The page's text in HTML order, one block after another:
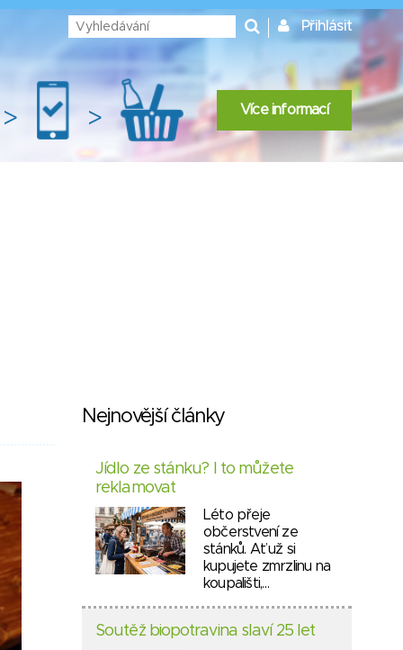
Přihlásit
> > Více informací
Nejnovější články
Jídlo ze stánku? I to můžete
reklamovat
Léto přeje
občerstvení ze
stánků. Ať už si
kupujete zmrzlinu na
koupališti,…
Soutěž biopotravina slaví 25 let